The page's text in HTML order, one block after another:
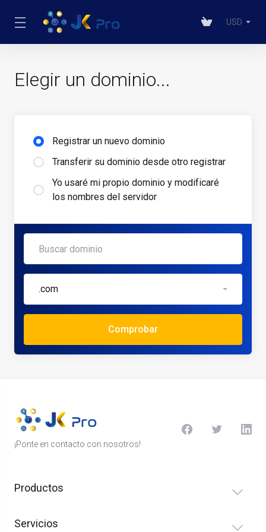
USD
Elegir un dominio...
Registrar un nuevo dominio
Transferir su dominio desde otro registrar
Yo usaré mi propio dominio y modificaré
los nombres del servidor
.com
Comprobar
¡Ponte en contacto con nosotros!
Productos
Servicios